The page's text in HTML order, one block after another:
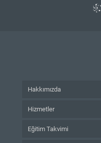
Hakkımızda
Hizmetler
Eğitim Takvimi